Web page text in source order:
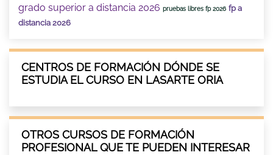
grado superior a distancia 2026 pruebas libres fp 2026 fp a
distancia 2026
CENTROS DE FORMACIÓN DÓNDE SE
ESTUDIA EL CURSO EN LASARTE ORIA
OTROS CURSOS DE FORMACIÓN
PROFESIONAL QUE TE PUEDEN INTERESAR